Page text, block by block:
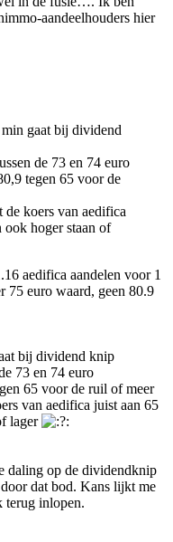
aandeelhouders hier
gaat bij dividend
de 73 en 74 euro
tegen 65 voor de
de koers van aedifica
ook hoger staan of
aedifica aandelen voor 1
75 euro waard, geen 80.9
bij dividend knip
73 en 74 euro
65 voor de ruil of meer
van aedifica juist aan 65
lager
daling op de dividendknip
dat bod. Kans lijkt me
terug inlopen.